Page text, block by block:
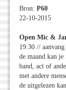
Bron: P60
22-10-2015
Open Mic &
19:30 //
de maand kan
band, act of
met andere
de uitgelezen